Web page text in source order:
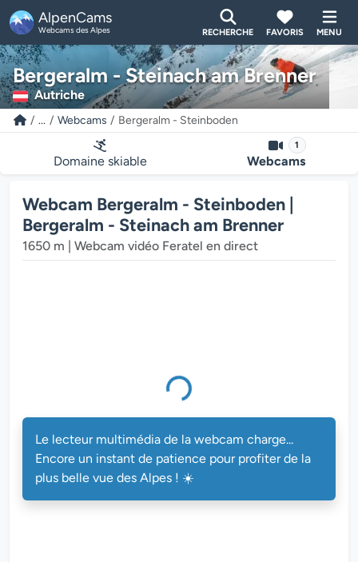
AlpenCams
Webcams des Alpes RECHERCHE FAVORIS MENU
Bergeralm - Steinach am Brenner
Autriche
... Webcams Bergeralm - Steinboden
Domaine skiable
1
Webcams
Webcam Bergeralm - Steinboden |
Bergeralm - Steinach am Brenner
1650 m | Webcam vidéo Feratel en direct
Le lecteur multimédia de la webcam charge...
Encore un instant de patience pour profiter de la
plus belle vue des Alpes ! ☀️